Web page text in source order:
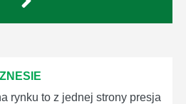
rynku to z jednej strony presja